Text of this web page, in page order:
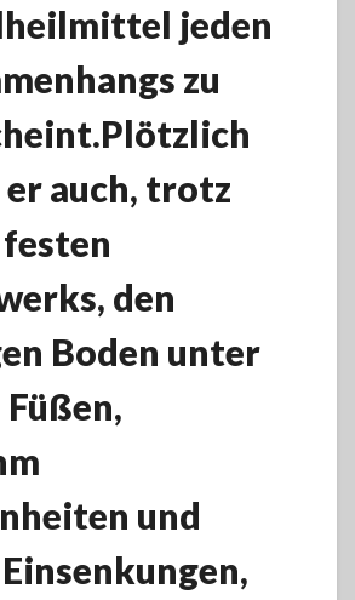
jeden
zu
auch, trotz
den
Boden unter
und